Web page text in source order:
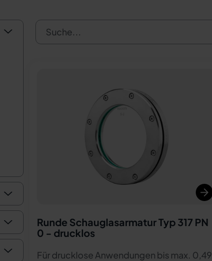
Suche...
Runde Schauglasarmatur Typ 317 PN
0 - drucklos
Für drucklose Anwendungen bis max. 0,49